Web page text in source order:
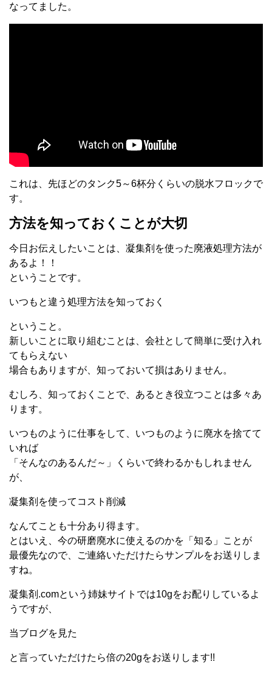
なってました。
これは、先ほどのタンク5～6杯分くらいの脱水フロックで
す。
方法を知っておくことが大切
今日お伝えしたいことは、凝集剤を使った廃液処理方法が
あるよ！！
ということです。
いつもと違う処理方法を知っておく
ということ。
新しいことに取り組むことは、会社として簡単に受け入れ
てもらえない
場合もありますが、知っておいて損はありません。
むしろ、知っておくことで、あるとき役立つことは多々あ
ります。
いつものように仕事をして、いつものように廃水を捨てて
いれば
「そんなのあるんだ～」くらいで終わるかもしれません
が、
凝集剤を使ってコスト削減
なんてことも十分あり得ます。
とはいえ、今の研磨廃水に使えるのかを「知る」ことが
最優先なので、ご連絡いただけたらサンプルをお送りしま
すね。
凝集剤.comという姉妹サイトでは10gをお配りしているよ
うですが、
当ブログを見た
と言っていただけたら倍の20gをお送りします!!